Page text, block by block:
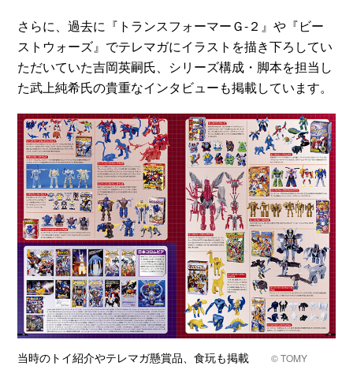
さらに、過去に『トランスフォーマーＧ‐２』や『ビー
ストウォーズ』でテレマガにイラストを描き下ろしてい
ただいていた吉岡英嗣氏、シリーズ構成・脚本を担当し
た武上純希氏の貴重なインタビューも掲載しています。
当時のトイ紹介やテレマガ懸賞品、食玩も掲載© TOMY